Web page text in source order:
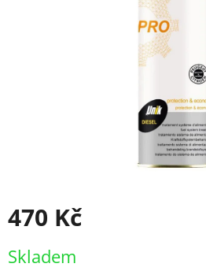
470 Kč
cena:
Skladem